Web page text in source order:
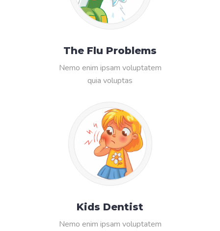
The Flu Problems
Nemo enim ipsam voluptatem
quia voluptas
Kids Dentist
Nemo enim ipsam voluptatem